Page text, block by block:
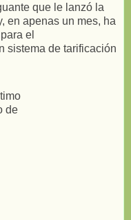
que le lanzó la
en apenas un mes, ha
el
sistema de tarificación